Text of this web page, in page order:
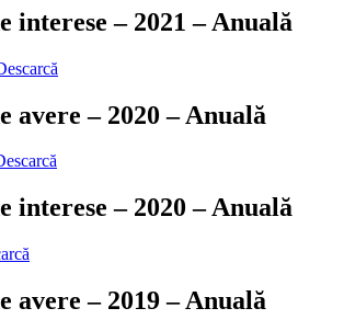
interese – 2021 – Anuală
avere – 2020 – Anuală
interese – 2020 – Anuală
avere – 2019 – Anuală